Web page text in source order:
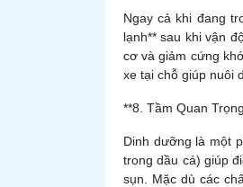
Ngay cả khi đang
lạnh** sau khi vận
cơ và giảm cứng
xe tại chỗ giúp nuôi
**8. Tầm Quan
Dinh dưỡng là một
trong dầu cá) giúp
sụn. Mặc dù các